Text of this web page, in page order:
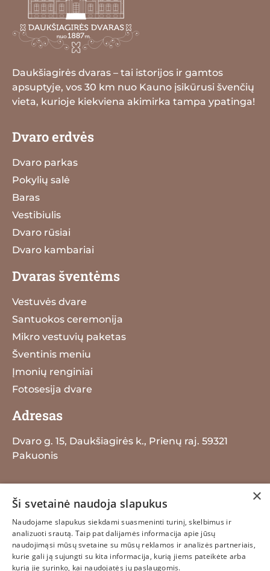
Daukšiagirės dvaras – tai istorijos ir gamtos
apsuptyje, vos 30 km nuo Kauno įsikūrusi švenčių
vieta, kurioje kiekviena akimirka tampa ypatinga!
Dvaro erdvės
Dvaro parkas
Pokylių salė
Baras
Vestibiulis
Dvaro rūsiai
Dvaro kambariai
Dvaras šventėms
Vestuvės dvare
Santuokos ceremonija
Mikro vestuvių paketas
Šventinis meniu
Įmonių renginiai
Fotosesija dvare
Adresas
Dvaro g. 15, Daukšiagirės k., Prienų raj. 59321
Pakuonis
info@dauksiagiresdvaras.lt
×
Ši svetainė naudoja slapukus
Naudojame slapukus siekdami suasmeninti turinį, skelbimus ir
analizuoti srautą. Taip pat dalijamės informacija apie jūsų
naudojimąsi mūsų svetaine su mūsų reklamos ir analizės partneriais,
kurie gali ją sujungti su kita informacija, kurią jiems pateikėte arba
kurią jie surinko, kai naudojatės jų paslaugomis.